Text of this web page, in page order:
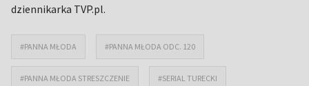
dziennikarka TVP.pl.
#PANNA MŁODA #PANNA MŁODA ODC. 120
#PANNA MŁODA STRESZCZENIE #SERIAL TURECKI